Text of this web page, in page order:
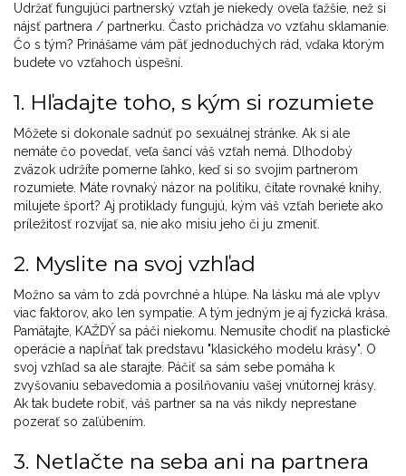
Udržať fungujúci partnerský vzťah je niekedy oveľa ťažšie, než si
nájsť partnera / partnerku. Často prichádza vo vzťahu sklamanie.
Čo s tým? Prinášame vám päť jednoduchých rád, vďaka ktorým
budete vo vzťahoch úspešní.
1. Hľadajte toho, s kým si rozumiete
Môžete si dokonale sadnúť po sexuálnej stránke. Ak si ale
nemáte čo povedať, veľa šancí váš vzťah nemá. Dlhodobý
zväzok udržíte pomerne ľahko, keď si so svojim partnerom
rozumiete. Máte rovnaký názor na politiku, čítate rovnaké knihy,
milujete šport? Aj protiklady fungujú, kým váš vzťah beriete ako
príležitosť rozvíjať sa, nie ako misiu jeho či ju zmeniť.
2. Myslite na svoj vzhľad
Možno sa vám to zdá povrchné a hlúpe. Na lásku má ale vplyv
viac faktorov, ako len sympatie. A tým jedným je aj fyzická krása.
Pamätajte, KAŽDÝ sa páči niekomu. Nemusíte chodiť na plastické
operácie a napĺňať tak predstavu "klasického modelu krásy". O
svoj vzhľad sa ale starajte. Páčiť sa sám sebe pomáha k
zvyšovaniu sebavedomia a posilňovaniu vašej vnútornej krásy.
Ak tak budete robiť, váš partner sa na vás nikdy neprestane
pozerať so zaľúbením.
3. Netlačte na seba ani na partnera